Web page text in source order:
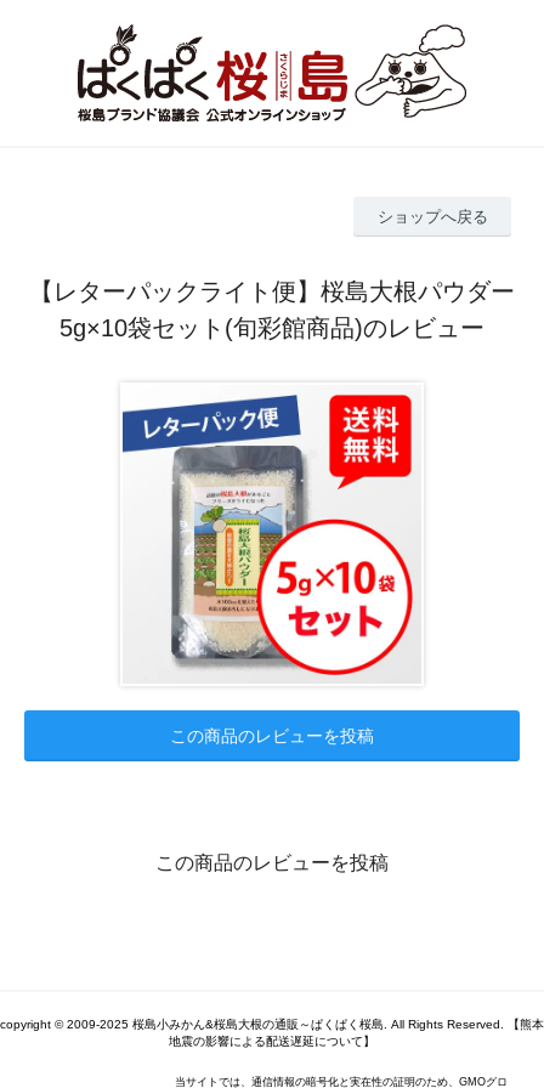
ショップへ戻る
【レターパックライト便】桜島大根パウダー
5g×10袋セット(旬彩館商品)のレビュー
この商品のレビューを投稿
この商品のレビューを投稿
copyright © 2009-2025 桜島小みかん&桜島大根の通販～ぱくぱく桜島. All Rights Reserved. 【熊本
地震の影響による配送遅延について】
当サイトでは、通信情報の暗号化と実在性の証明のため、GMOグロ